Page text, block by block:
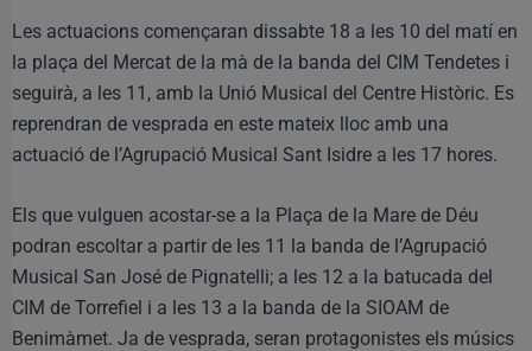
Les actuacions començaran dissabte 18 a les 10 del matí en
la plaça del Mercat de la mà de la banda del CIM Tendetes i
seguirà, a les 11, amb la Unió Musical del Centre Històric. Es
reprendran de vesprada en este mateix lloc amb una
actuació de l’Agrupació Musical Sant Isidre a les 17 hores.
Els que vulguen acostar-se a la Plaça de la Mare de Déu
podran escoltar a partir de les 11 la banda de l’Agrupació
Musical San José de Pignatelli; a les 12 a la batucada del
CIM de Torrefiel i a les 13 a la banda de la SIOAM de
Benimàmet. Ja de vesprada, seran protagonistes els músics